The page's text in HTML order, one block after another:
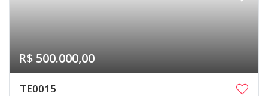
R$ 500.000,00
TE0015